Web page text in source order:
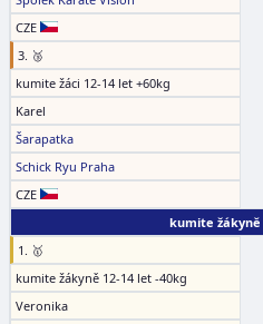
CZE
3. 🥉
kumite žáci 12-14 let +60kg
Karel
Šarapatka
Schick Ryu Praha
CZE
kumite žákyně
1. 🥇
kumite žákyně 12-14 let -40kg
Veronika